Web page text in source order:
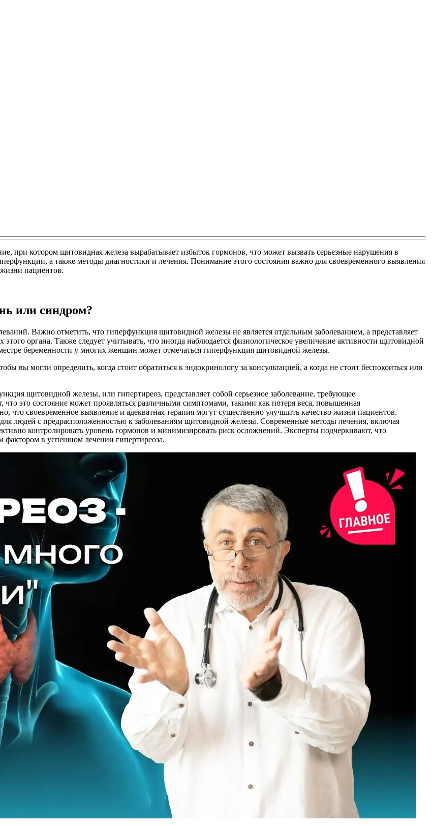
при котором щитовидная железа вырабатывает избыток гормонов, что может вызвать серьезные нарушения в
а также методы диагностики и лечения. Понимание этого состояния важно для своевременного выявления
пациентов.
или синдром?
Важно отметить, что гиперфункция щитовидной железы не является отдельным заболеванием, а представляет
органа. Также следует учитывать, что иногда наблюдается физиологическое увеличение активности щитовидной
беременности у многих женщин может отмечаться гиперфункция щитовидной железы.
вы могли определить, когда стоит обратиться к эндокринологу за консультацией, а когда не стоит беспокоиться или
щитовидной железы, или гипертиреоз, представляет собой серьезное заболевание, требующее
это состояние может проявляться различными симптомами, такими как потеря веса, повышенная
что своевременное выявление и адекватная терапия могут существенно улучшить качество жизни пациентов.
людей с предрасположенностью к заболеваниям щитовидной железы. Современные методы лечения, включая
контролировать уровень гормонов и минимизировать риск осложнений. Эксперты подчеркивают, что
в успешном лечении гипертиреоза.